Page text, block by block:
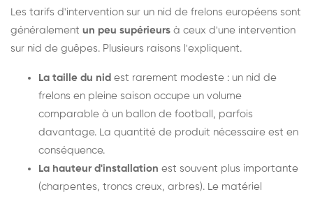
Les tarifs d'intervention sur un nid de frelons européens sont
généralement un peu supérieurs à ceux d'une intervention
sur nid de guêpes. Plusieurs raisons l'expliquent.
La taille du nid est rarement modeste : un nid de
frelons en pleine saison occupe un volume
comparable à un ballon de football, parfois
davantage. La quantité de produit nécessaire est en
conséquence.
La hauteur d'installation est souvent plus importante
(charpentes, troncs creux, arbres). Le matériel